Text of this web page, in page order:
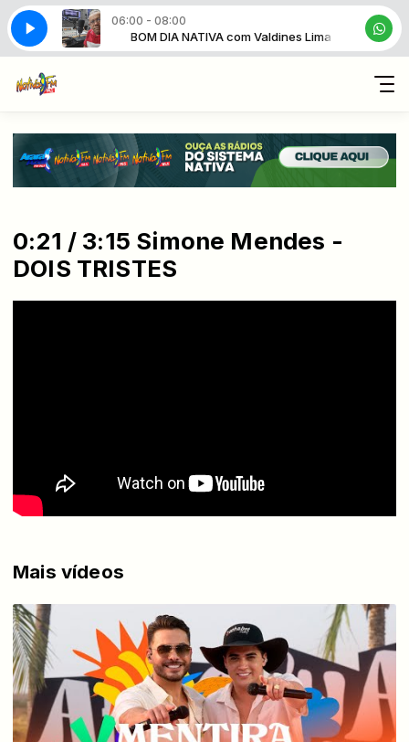
06:00 - 08:00
Valdines Lima BOM DIA NATIVA com Valdines Lima
0:21 / 3:15 Simone Mendes -
DOIS TRISTES
Mais vídeos